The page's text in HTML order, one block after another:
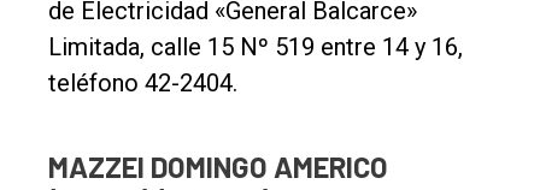
de Electricidad «General Balcarce»
Limitada, calle 15 Nº 519 entre 14 y 16,
teléfono 42-2404.
MAZZEI DOMINGO AMERICO